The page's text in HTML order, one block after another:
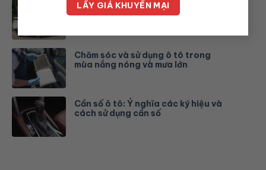
Hướng dẫn cách xử lý lốp và bình ắc
quy trong trường hợp khẩn cấp
Chăm sóc và sử dụng ô tô trong
mùa nắng nóng và mưa lớn
Cần số ô tô: Ý nghĩa các ký hiệu và
cách sử dụng cần số